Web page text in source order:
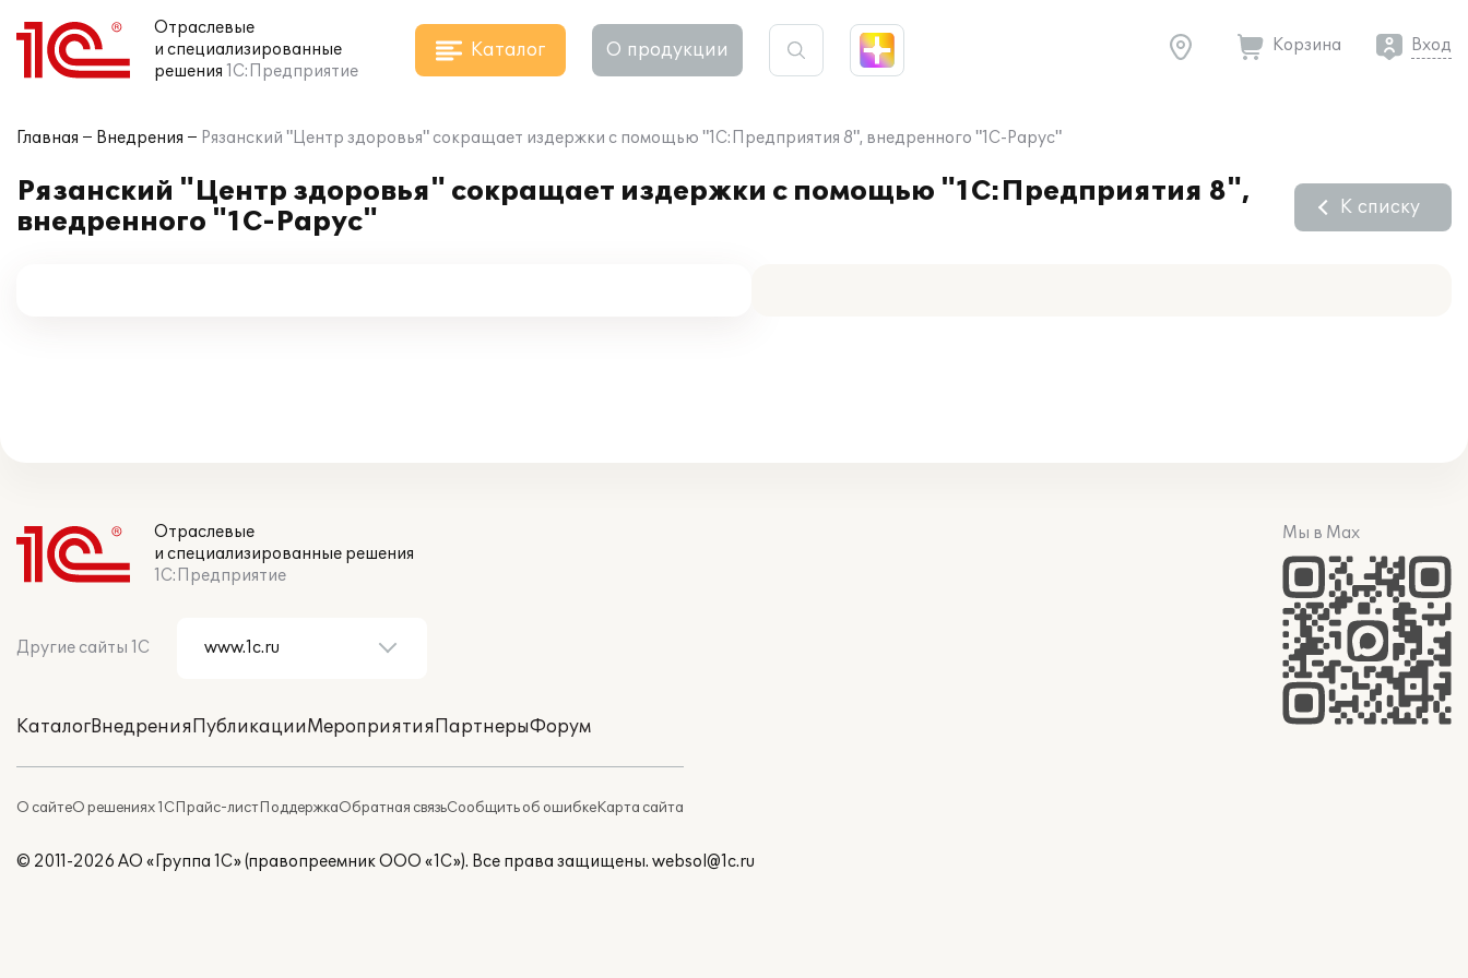
Отраслевые
и специализированные
решения 1С:Предприятие
Каталог О продукции Корзина Вход
Главная Внедрения Рязанский "Центр здоровья" сокращает издержки с помощью "1С:Предприятия 8", внедренного "1С-Рарус"
Рязанский "Центр здоровья" сокращает издержки с помощью "1С:Предприятия 8",
внедренного "1С-Рарус"
К списку
Отраслевые
и специализированные решения
1С:Предприятие
Другие сайты 1С
КаталогВнедренияПубликацииМероприятияПартнерыФорум
О сайтеО решениях 1СПрайс-листПоддержкаОбратная связьСообщить об ошибкеКарта сайта
Мы в Max
© 2011-2026 АО «Группа 1С» (правопреемник ООО «1С»). Все права защищены. websol@1c.ru